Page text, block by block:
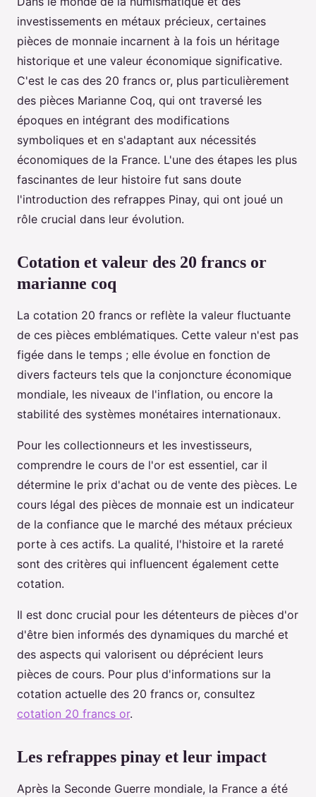
investissements en métaux précieux, certaines
pièces de monnaie incarnent à la fois un héritage
historique et une valeur économique significative.
C'est le cas des 20 francs or, plus particulièrement
des pièces Marianne Coq, qui ont traversé les
époques en intégrant des modifications
symboliques et en s'adaptant aux nécessités
économiques de la France. L'une des étapes les plus
fascinantes de leur histoire fut sans doute
l'introduction des refrappes Pinay, qui ont joué un
rôle crucial dans leur évolution.
Cotation et valeur des 20 francs or
marianne coq
La cotation 20 francs or reflète la valeur fluctuante
de ces pièces emblématiques. Cette valeur n'est pas
figée dans le temps ; elle évolue en fonction de
divers facteurs tels que la conjoncture économique
mondiale, les niveaux de l'inflation, ou encore la
stabilité des systèmes monétaires internationaux.
Pour les collectionneurs et les investisseurs,
comprendre le cours de l'or est essentiel, car il
détermine le prix d'achat ou de vente des pièces. Le
cours légal des pièces de monnaie est un indicateur
de la confiance que le marché des métaux précieux
porte à ces actifs. La qualité, l'histoire et la rareté
sont des critères qui influencent également cette
cotation.
Il est donc crucial pour les détenteurs de pièces d'or
d'être bien informés des dynamiques du marché et
des aspects qui valorisent ou déprécient leurs
pièces de cours. Pour plus d'informations sur la
cotation actuelle des 20 francs or, consultez
cotation 20 francs or.
Les refrappes pinay et leur impact
Après la Seconde Guerre mondiale, la France a été